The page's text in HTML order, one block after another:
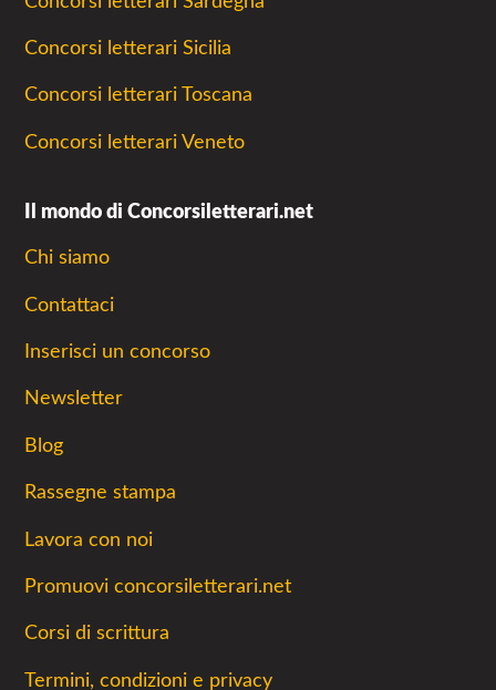
Concorsi letterari Sicilia
Concorsi letterari Toscana
Concorsi letterari Veneto
Il mondo di Concorsiletterari.net
Chi siamo
Contattaci
Inserisci un concorso
Newsletter
Blog
Rassegne stampa
Lavora con noi
Promuovi concorsiletterari.net
Corsi di scrittura
Termini, condizioni e privacy